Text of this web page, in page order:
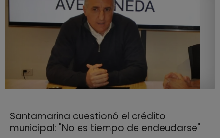
Santamarina cuestionó el crédito
municipal: "No es tiempo de endeudarse"